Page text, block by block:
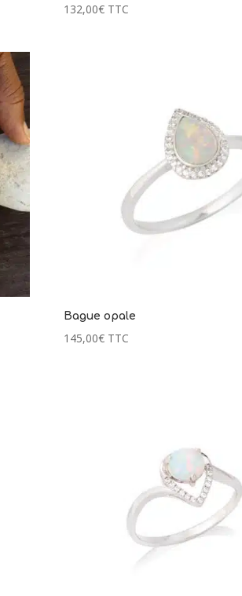
132,00€ TTC
Bague opale
145,00€ TTC